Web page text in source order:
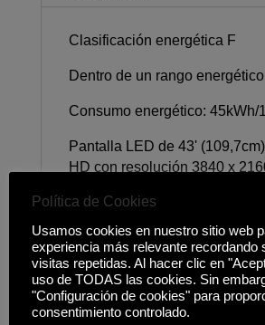
Clasificación energética F
Dentro de un rango energético
Consumo energético: 45kWh/
Pantalla LED de 43'
HD con resolución 3840 x
Smart TV: Google TV 12.0,
con Apple AirPlay 2 , HbbTV,
inteligentes (Juego, Película,
HDR, Deportes, Estándar,
Play.
Sintonizador: DVB-C, DVB-
Política de Cookies
Usamos cookies en nuestro sitio web
experiencia más relevante recordando
visitas repetidas. Al hacer clic en
uso de TODAS las cookies. Sin
"Configuración de cookies" para
consentimiento controlado.